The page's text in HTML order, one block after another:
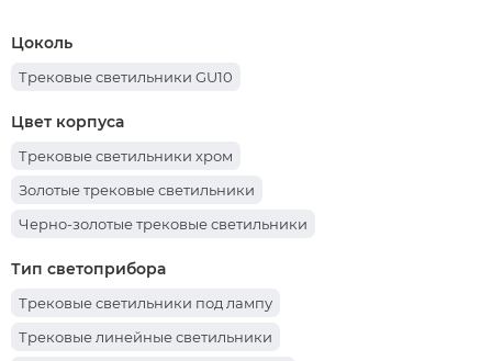
Цоколь
Трековые светильники GU10
Цвет корпуса
Трековые светильники хром
Золотые трековые светильники
Черно-золотые трековые светильники
Тип светоприбора
Трековые светильники под лампу
Трековые линейные светильники